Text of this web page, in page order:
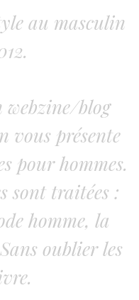
au masculin
webzine/blog
vous présente
pour hommes.
sont traitées :
homme, la
oublier les